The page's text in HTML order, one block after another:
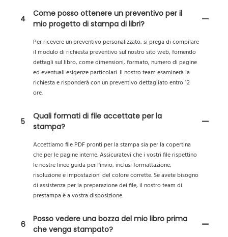
4
Come posso ottenere un preventivo per il
mio progetto di stampa di libri?
Per ricevere un preventivo personalizzato, si prega di compilare
il modulo di richiesta preventivo sul nostro sito web, fornendo
dettagli sul libro, come dimensioni, formato, numero di pagine
ed eventuali esigenze particolari. Il nostro team esaminerà la
richiesta e risponderà con un preventivo dettagliato entro 12
ore.
5
Quali formati di file accettate per la
stampa?
Accettiamo file PDF pronti per la stampa sia per la copertina
che per le pagine interne. Assicuratevi che i vostri file rispettino
le nostre linee guida per l'invio, inclusi formattazione,
risoluzione e impostazioni del colore corrette. Se avete bisogno
di assistenza per la preparazione dei file, il nostro team di
prestampa è a vostra disposizione.
6
Posso vedere una bozza del mio libro prima
che venga stampato?